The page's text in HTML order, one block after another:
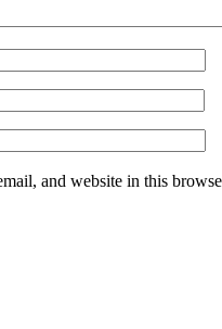
and website in this